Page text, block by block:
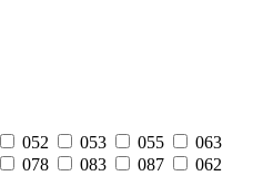
052 053 055
063
078 083 087
062